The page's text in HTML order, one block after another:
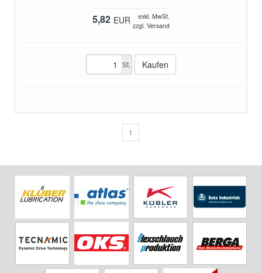
5,82 EUR
exkl. MwSt.
zzgl. Versand
St.
1